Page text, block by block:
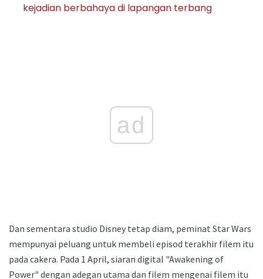
kejadian berbahaya di lapangan terbang
ad
Dan sementara studio Disney tetap diam, peminat Star Wars
mempunyai peluang untuk membeli episod terakhir filem itu
pada cakera. Pada 1 April, siaran digital "Awakening of
Power" dengan adegan utama dan filem mengenai filem itu